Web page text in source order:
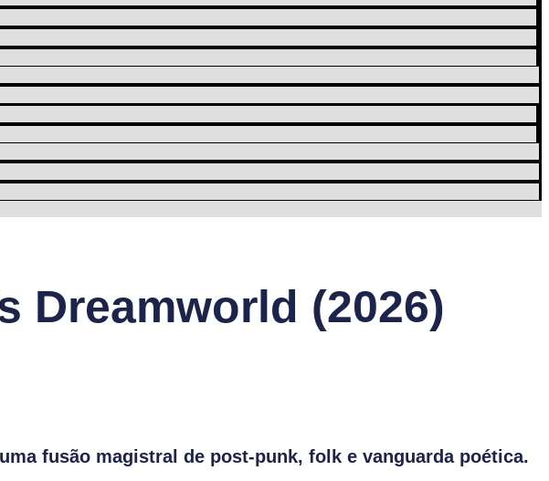
Dreamworld (2026)
fusão magistral de post-punk, folk e vanguarda poética.